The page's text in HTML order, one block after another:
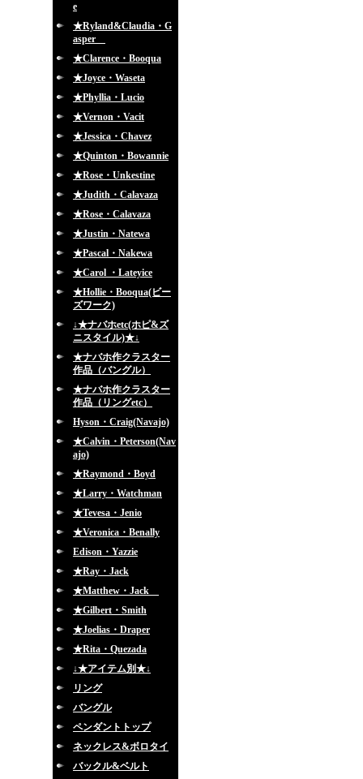
e
★Ryland&Claudia・G
asper
★Clarence・Booqua
★Joyce・Waseta
★Phyllia・Lucio
★Vernon・Vacit
★Jessica・Chavez
★Quinton・Bowannie
★Rose・Unkestine
★Judith・Calavaza
★Rose・Calavaza
★Justin・Natewa
★Pascal・Nakewa
★Carol ・Lateyice
★Hollie・Booqua(ビー
ズワーク)
↓★ナバホetc(ホピ&ズ
ニスタイル)★↓
★ナバホ作クラスター
作品（バングル）
★ナバホ作クラスター
作品（リングetc）
Hyson・Craig(Navajo)
★Calvin・Peterson(Nav
ajo)
★Raymond・Boyd
★Larry・Watchman
★Tevesa・Jenio
★Veronica・Benally
Edison・Yazzie
★Ray・Jack
★Matthew・Jack
★Gilbert・Smith
★Joelias・Draper
★Rita・Quezada
↓★アイテム別★↓
リング
バングル
ペンダントトップ
ネックレス&ボロタイ
バックル&ベルト